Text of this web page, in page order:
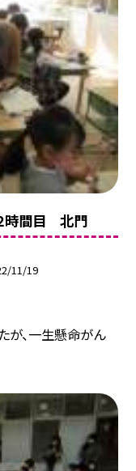
時間目 北門
11/19
が、一生懸命がん